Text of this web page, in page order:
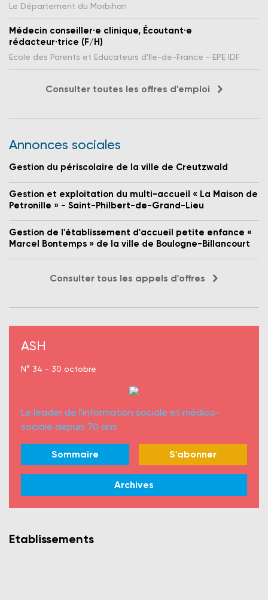
Le Département du Morbihan
Médecin conseiller·e clinique, Écoutant·e
rédacteur·trice (F/H)
Ecole des Parents et Educateurs d'Ile-de-France - EPE IDF
Consulter toutes les offres d'emploi
Annonces sociales
Gestion du périscolaire de la ville de Creutzwald
Gestion et exploitation du multi-accueil « La Maison de
Petronille » - Saint-Philbert-de-Grand-Lieu
Gestion de l'établissement d'accueil petite enfance «
Marcel Bontemps » de la ville de Boulogne-Billancourt
Consulter tous les appels d'offres
ASH
N° 34 - 30 octobre
Le leader de l'information sociale et médico-
sociale depuis 70 ans
Sommaire S'abonner
Archives
Etablissements